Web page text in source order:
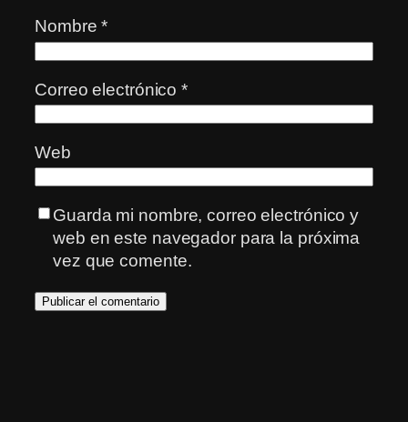
Nombre*
Correo electrónico*
Web
Guarda mi nombre, correo electrónico y
web en este navegador para la próxima
vez que comente.